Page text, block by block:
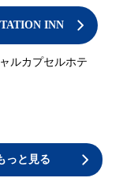
INN
ルカプセルホテ
っと見る